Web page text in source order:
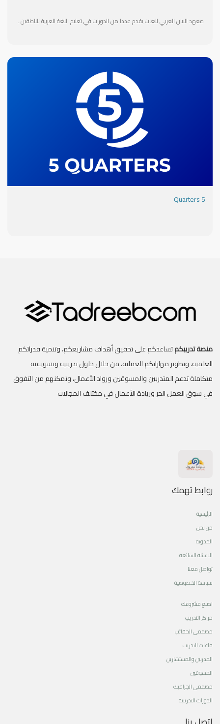
معهد البيان العربي للغات يقدم عددا من الدورات في تعليم اللغة العربية للناطقين بغيرها جميع المستويات والدورات التخصصية في الثقافة والاقتصاد والسياسة والأغراض الخاصة . كما يقدم تأسيس الأطفال في اللغة العربية - واللغة الانجليزية - واللغة الفرنسية - والخط العربي . Arabic Bayan Institute for Languages ​​offers a number of Arabic language courses for non-native speakers at all levels, as well as specialized courses in culture, economics, politics, and other relevant fields. It also offers foundational courses for children in Arabic, English, French, and Arabic calligraphy.
5 Quarters
منصة تدريبكمتساعدكم على تحقيق أهداف مشاريعكم، وتنمية قدراتكم
العلمية، وتطوير مهاراتكم العملية، من خلال حلول تدريبية وتسويقية
متكاملة تدعم المتدربين والمسوقين ورواد الأعمال، وتمكنهم من التفوق
في سوق العمل الحر وريادة الأعمال في مختلف المجالات
روابط تهمك
الرئيسية
من نحن
المدونه
الاسئلة الشائعة
تواصل معنا
سياسة الخصوصية
اصنع مشروعك
مراكز التدريب
مصممى الحقائب
قاعات التدريب
المدربين والمستشارين
المسوقين
مصممى الجرافيك
الدورات التدريبية